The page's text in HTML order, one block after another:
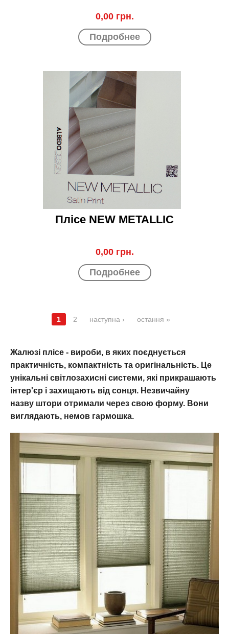
0,00 грн.
Подробнее
Плісе NEW METALLIC
0,00 грн.
Подробнее
СТРАНИЦЫ
1 2 наступна › остання »
Жалюзі плісе - вироби, в яких поєднується
практичність, компактність та оригінальність. Це
унікальні світлозахисні системи, які прикрашають
інтер'єр і захищають від сонця. Незвичайну
назву штори отримали через свою форму. Вони
виглядають, немов гармошка.